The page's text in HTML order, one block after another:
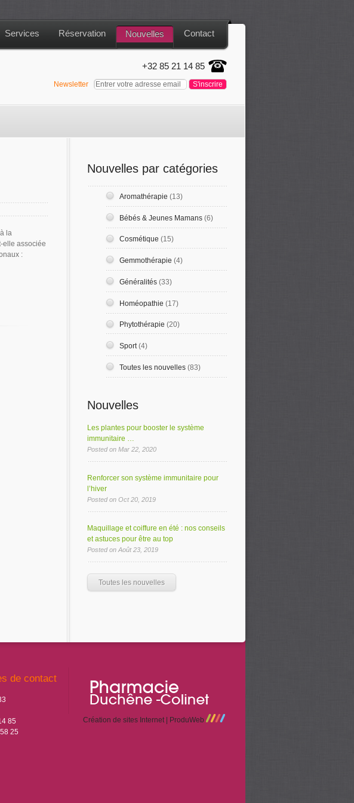
Services Réservation Nouvelles Contact
+32 85 21 14 85
Newsletter
la
elle associée
:
Nouvelles par catégories
Aromathérapie (13)
Bébés & Jeunes Mamans (6)
Cosmétique (15)
Gemmothérapie (4)
Généralités (33)
Homéopathie (17)
Phytothérapie (20)
Sport(4)
Toutes les nouvelles (83)
Nouvelles
Les plantes pour booster le système
immunitaire …
Posted on Mar 22, 2020
Renforcer son système immunitaire pour
l’hiver
Posted on Oct 20, 2019
Maquillage et coiffure en été : nos conseils
et astuces pour être au top
Posted on Août 23, 2019
Toutes les nouvelles
de contact
85
25
Création de sites Internet | ProduWeb